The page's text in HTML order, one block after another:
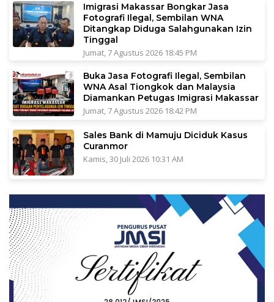
Imigrasi Makassar Bongkar Jasa
Fotografi Ilegal, Sembilan WNA
Ditangkap Diduga Salahgunakan Izin
Tinggal
Jumat, 7 Agustus 2026 18:45 PM
Buka Jasa Fotografi Ilegal, Sembilan
WNA Asal Tiongkok dan Malaysia
Diamankan Petugas Imigrasi Makassar
Jumat, 7 Agustus 2026 18:42 PM
Sales Bank di Mamuju Diciduk Kasus
Curanmor
Kamis, 30 Juli 2026 10:31 AM